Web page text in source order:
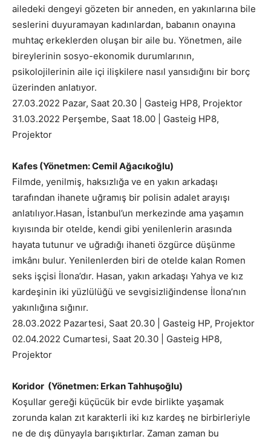
ailedeki dengeyi gözeten bir anneden, en yakınlarına bile
seslerini duyuramayan kadınlardan, babanın onayına
muhtaç erkeklerden oluşan bir aile bu. Yönetmen, aile
bireylerinin sosyo-ekonomik durumlarının,
psikolojilerinin aile içi ilişkilere nasıl yansıdığını bir borç
üzerinden anlatıyor.
27.03.2022 Pazar, Saat 20.30 | Gasteig HP8, Projektor
31.03.2022 Perşembe, Saat 18.00 | Gasteig HP8,
Projektor
Kafes (Yönetmen: Cemil Ağacıkoğlu)
Filmde, yenilmiş, haksızlığa ve en yakın arkadaşı
tarafından ihanete uğramış bir polisin adalet arayışı
anlatılıyor.Hasan, İstanbul’un merkezinde ama yaşamın
kıyısında bir otelde, kendi gibi yenilenlerin arasında
hayata tutunur ve uğradığı ihaneti özgürce düşünme
imkânı bulur. Yenilenlerden biri de otelde kalan Romen
seks işçisi İlona’dır. Hasan, yakın arkadaşı Yahya ve kız
kardeşinin iki yüzlülüğü ve sevgisizliğindense İlona’nın
yakınlığına sığınır.
28.03.2022 Pazartesi, Saat 20.30 | Gasteig HP, Projektor
02.04.2022 Cumartesi, Saat 20.30 | Gasteig HP8,
Projektor
Koridor (Yönetmen: Erkan Tahhuşoğlu)
Koşullar gereği küçücük bir evde birlikte yaşamak
zorunda kalan zıt karakterli iki kız kardeş ne birbirleriyle
ne de dış dünyayla barışıktırlar. Zaman zaman bu